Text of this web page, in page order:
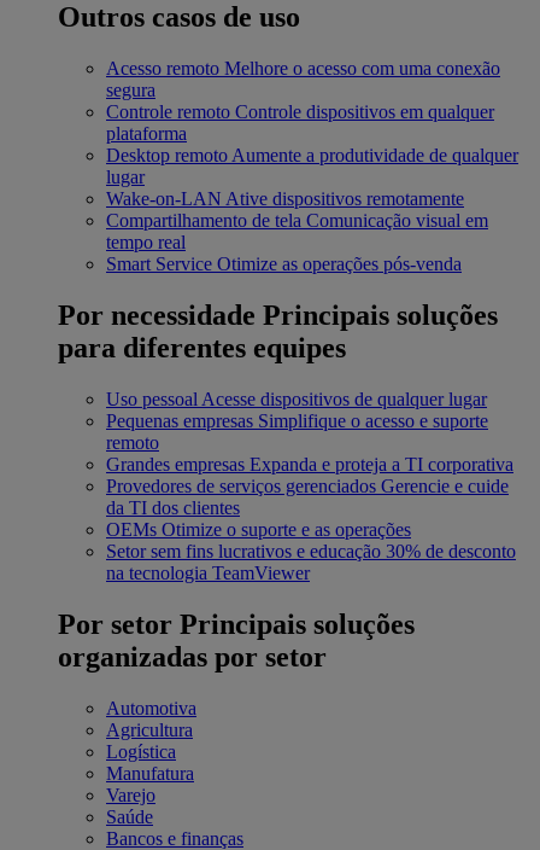
Outros casos de uso
Acesso remoto Melhore o acesso com uma conexão
segura
Controle remoto Controle dispositivos em qualquer
plataforma
Desktop remoto Aumente a produtividade de qualquer
lugar
Wake-on-LAN Ative dispositivos remotamente
Compartilhamento de tela Comunicação visual em
tempo real
Smart Service Otimize as operações pós-venda
Por necessidade Principais soluções
para diferentes equipes
Uso pessoal Acesse dispositivos de qualquer lugar
Pequenas empresas Simplifique o acesso e suporte
remoto
Grandes empresas Expanda e proteja a TI corporativa
Provedores de serviços gerenciados Gerencie e cuide
da TI dos clientes
OEMs Otimize o suporte e as operações
Setor sem fins lucrativos e educação 30% de desconto
na tecnologia TeamViewer
Por setor Principais soluções
organizadas por setor
Automotiva
Agricultura
Logística
Manufatura
Varejo
Saúde
Bancos e finanças